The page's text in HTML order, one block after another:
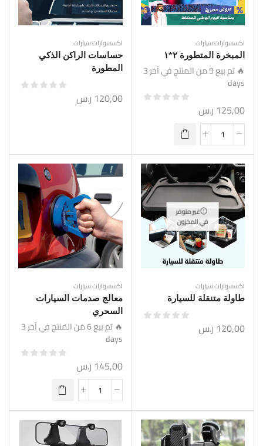
اكسسوارات سيارات
المبخرة المتطورة ٢*١
🔥 تم بيع 9 من المنتج في آخر 3
days
125,00 ر.س
اكسسوارات سيارات
حساسات الراكن الذكي
المطورة
120,00 ر.س
غير متوفر
في المخزون
اكسسوارات سيارات
طاولة متنقلة للسيارة
120,00 ر.س
اكسسوارات سيارات
معالج صدمات السيارات
السحري
🔥 تم بيع 6 من المنتج في آخر 3
days
145,00 ر.س